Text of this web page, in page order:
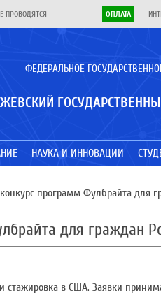
ПРОВОДЯТСЯ ОПЛАТА
ФЕДЕРАЛЬНОЕ
НАУКА И ИННОВАЦИИ
программ Фулбрайта для
для граждан
стажировка в США. Заявки